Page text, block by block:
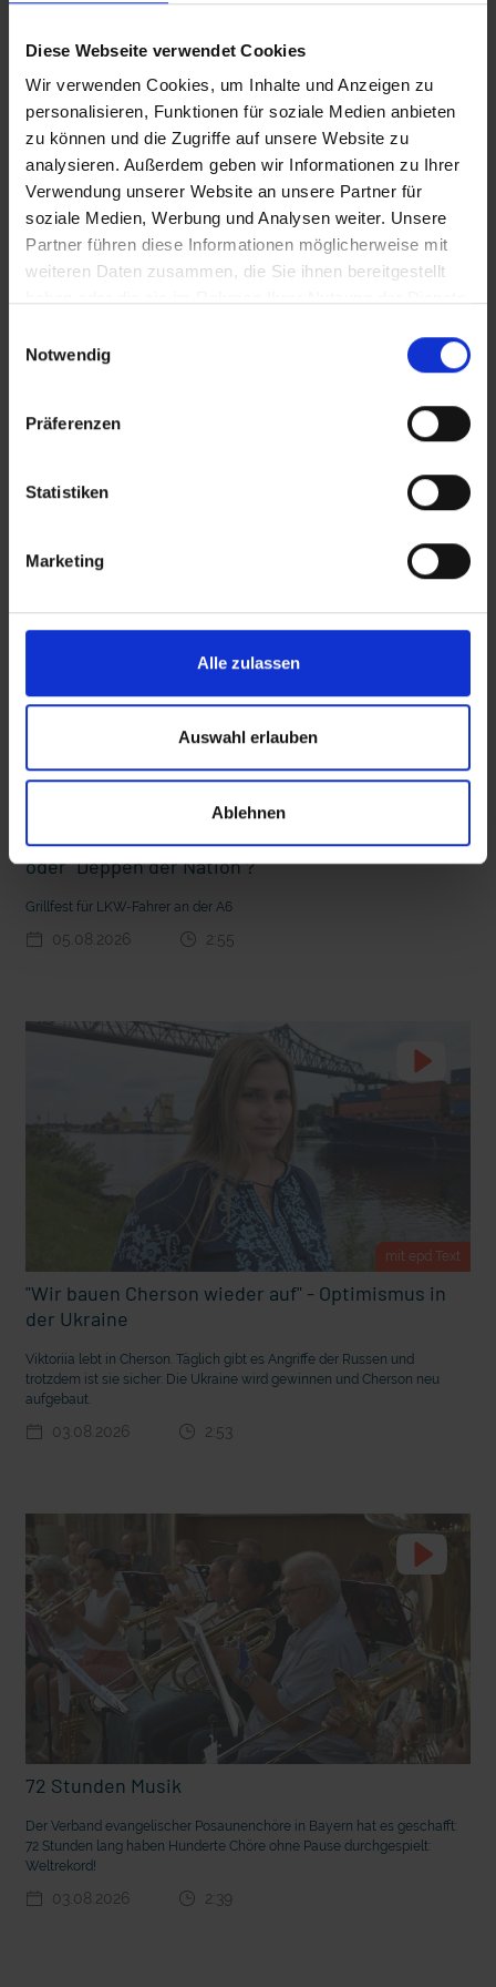
Diese Webseite verwendet Cookies
Wir verwenden Cookies, um Inhalte und Anzeigen zu
personalisieren, Funktionen für soziale Medien anbieten
zu können und die Zugriffe auf unsere Website zu
analysieren. Außerdem geben wir Informationen zu Ihrer
Verwendung unserer Website an unsere Partner für
soziale Medien, Werbung und Analysen weiter. Unsere
Partner führen diese Informationen möglicherweise mit
weiteren Daten zusammen, die Sie ihnen bereitgestellt
Notwendig
Präferenzen
Statistiken
Marketing
Alle zulassen
Auswahl erlauben
Ablehnen
In Sicherheit in Deutschland, in Gedanken im Krieg
Ernstfall Nachhaltige Geldanlage: Rendite mit gutem Gewissen?
Ostern erleben wie vor 2000 Jahren in Jerusalem
deutsche Sprache? Vorhang auf für Kinderzirkus Giovanni
iT_Depression
Zusätzliches Material
Bilder
SRT-Untertitel
Diese Beiträge könnten Sie auch
Seelsorge für Trucker: "Könige der Landstraße"
oder "Deppen der Nation"?
Grillfest für LKW-Fahrer an der A6
05.08.2026 2:55
mit epd Text
"Wir bauen Cherson wieder auf" - Optimismus in
der Ukraine
Viktoriia lebt in Cherson. Täglich gibt es Angriffe der Russen und
trotzdem ist sie sicher: Die Ukraine wird gewinnen und Cherson neu
aufgebaut.
03.08.2026 2:53
72 Stunden Musik
Der Verband evangelischer Posaunenchöre in Bayern hat es geschafft:
72 Stunden lang haben Hunderte Chöre ohne Pause durchgespielt:
Weltrekord!
03.08.2026 2:39